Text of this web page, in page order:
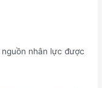
nhân lực được